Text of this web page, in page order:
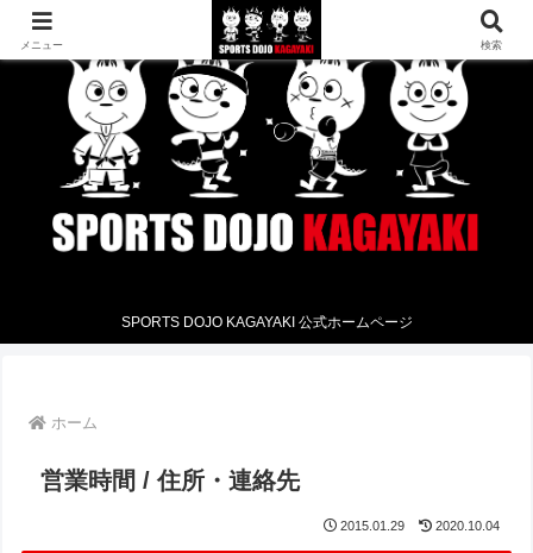
SPORTS DOJO KAGAYAKI 公式ホームページ
ホーム
営業時間 / 住所・連絡先
2015.01.29 2020.10.04
メニュー 検索